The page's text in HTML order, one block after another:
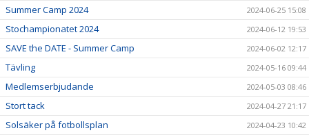
Summer Camp 2024 2024-06-25 15:08
Stochampionatet 2024 2024-06-12 19:53
SAVE the DATE - Summer Camp 2024-06-02 12:17
Tävling 2024-05-16 09:44
Medlemserbjudande 2024-05-03 08:46
Stort tack 2024-04-27 21:17
Solsäker på fotbollsplan 2024-04-23 10:42